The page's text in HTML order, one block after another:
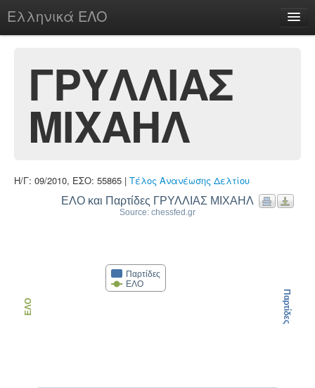
Ελληνικά ΕΛΟ
chesstu.be @ discord
Login
ΓΡΥΛΛΙΑΣ
ΜΙΧΑΗΛ
Η/Γ: 09/2010, ΕΣΟ: 55865 | Τέλος Ανανέωσης Δελτίου
ΕΛΟ και Παρτίδες ΓΡΥΛΛΙΑΣ ΜΙΧΑΗΛ
Source: chessfed.gr
Παρτίδες
ΕΛΟ
ΕΛΟ Παρτίδες